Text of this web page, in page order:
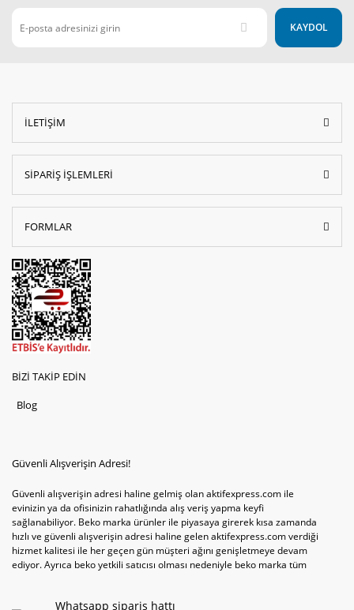
KAYDOL
İLETİŞİM
SİPARİŞ İŞLEMLERİ
FORMLAR
BİZİ TAKİP EDİN
Blog
Güvenli Alışverişin Adresi!
Güvenli alışverişin adresi haline gelmiş olan aktifexpress.com ile
evinizin ya da ofisinizin rahatlığında alış veriş yapma keyfi
sağlanabiliyor. Beko marka ürünler ile piyasaya girerek kısa zamanda
hızlı ve güvenli alışverişin adresi haline gelen aktifexpress.com verdiği
hizmet kalitesi ile her geçen gün müşteri ağını genişletmeye devam
ediyor. Ayrıca beko yetkili satıcısı olması nedeniyle beko marka tüm
televizyon ya da bulaşık makinesi değil aynı zamanda çamaşır makinesi
Whatsapp sipariş hattı